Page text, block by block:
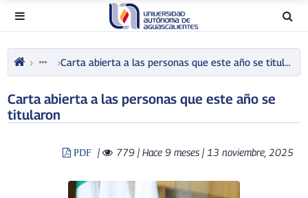
Carta abierta a las personas que este año se titularon
Carta abierta a las personas que este año se
titularon
PDF | 779| Hace 9 meses | 13 noviembre, 2025